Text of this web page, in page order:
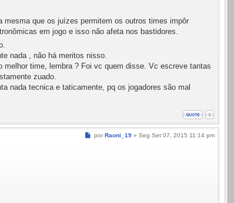
mesma que os juízes permitem os outros times impôr
em jogo e isso não afeta nos bastidores.
nada , não há meritos nisso.
time, lembra ? Foi vc quem disse. Vc escreve tantas
zuado.
nada tecnica e taticamente, pq os jogadores são mal
Mensagem
por Raoni_19 » Seg Set 07, 2015 11:14 pm